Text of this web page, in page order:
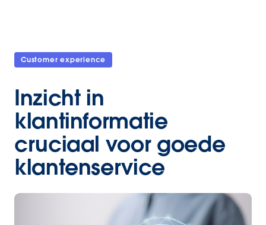
Customer experience
Inzicht in
klantinformatie
cruciaal voor goede
klantenservice